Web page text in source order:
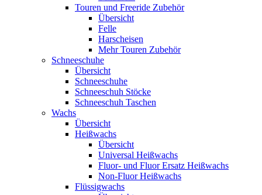
Touren und Freeride Zubehör
Übersicht
Felle
Harscheisen
Mehr Touren Zubehör
Schneeschuhe
Übersicht
Schneeschuhe
Schneeschuh Stöcke
Schneeschuh Taschen
Wachs
Übersicht
Heißwachs
Übersicht
Universal Heißwachs
Fluor- und Fluor Ersatz Heißwachs
Non-Fluor Heißwachs
Flüssigwachs